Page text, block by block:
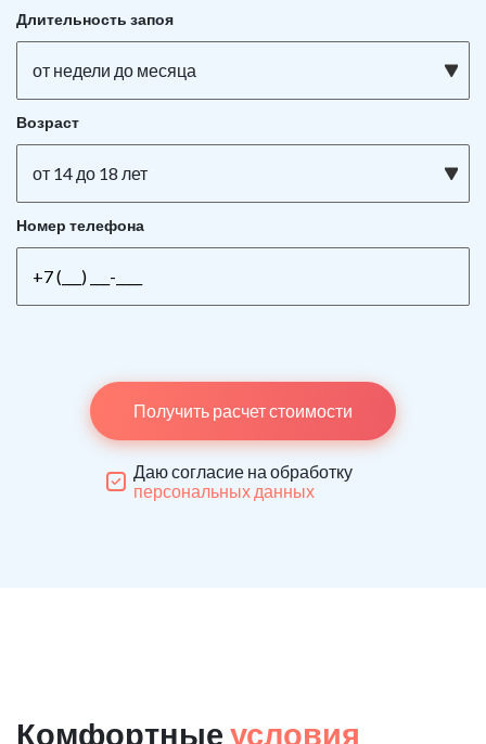
Длительность запоя
от недели до месяца
Возраст
от 14 до 18 лет
Номер телефона
Получить расчет стоимости
Даю согласие на обработку
персональных данных
Комфортные условия